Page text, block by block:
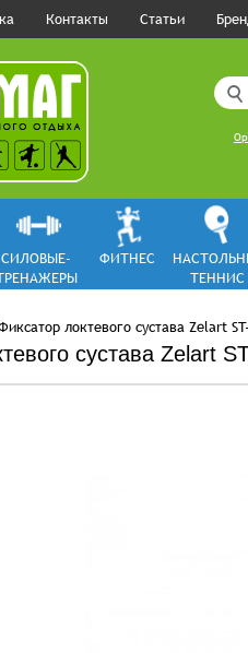
Контакты Статьи
СИЛОВЫЕ-
ФИТНЕС
ТЕННИС
локтевого сустава Zelart
сустава Zelart